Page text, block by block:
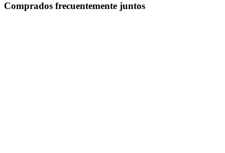
Comprados frecuentemente juntos